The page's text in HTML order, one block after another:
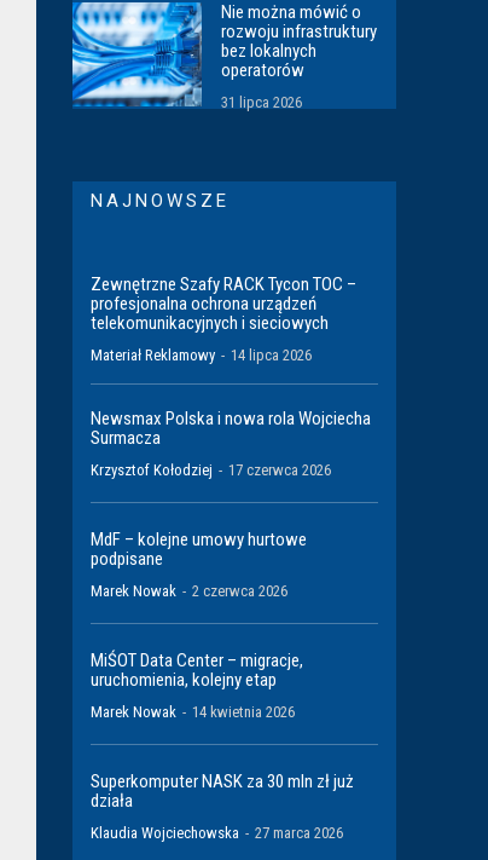
Nie można mówić o
rozwoju infrastruktury
bez lokalnych
operatorów
31 lipca 2026
NAJNOWSZE
Zewnętrzne Szafy RACK Tycon TOC –
profesjonalna ochrona urządzeń
telekomunikacyjnych i sieciowych
Materiał Reklamowy - 14 lipca 2026
Newsmax Polska i nowa rola Wojciecha
Surmacza
Krzysztof Kołodziej - 17 czerwca 2026
MdF – kolejne umowy hurtowe
podpisane
Marek Nowak - 2 czerwca 2026
MiŚOT Data Center – migracje,
uruchomienia, kolejny etap
Marek Nowak - 14 kwietnia 2026
Superkomputer NASK za 30 mln zł już
działa
Klaudia Wojciechowska - 27 marca 2026